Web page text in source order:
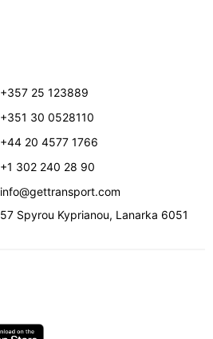
+357 25 123889
+351 30 0528110
+44 20 4577 1766
+1 302 240 28 90
info@gettransport.com
57 Spyrou Kyprianou, Lanarka 6051